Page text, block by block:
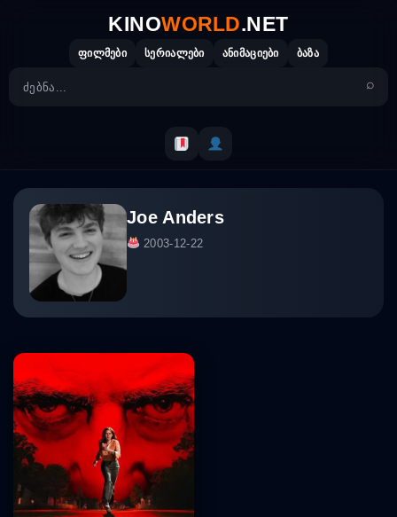
KINOWORLD.NET
ფილმები სერიალები ანიმაციები ბაზა
Joe Anders
2003-12-22